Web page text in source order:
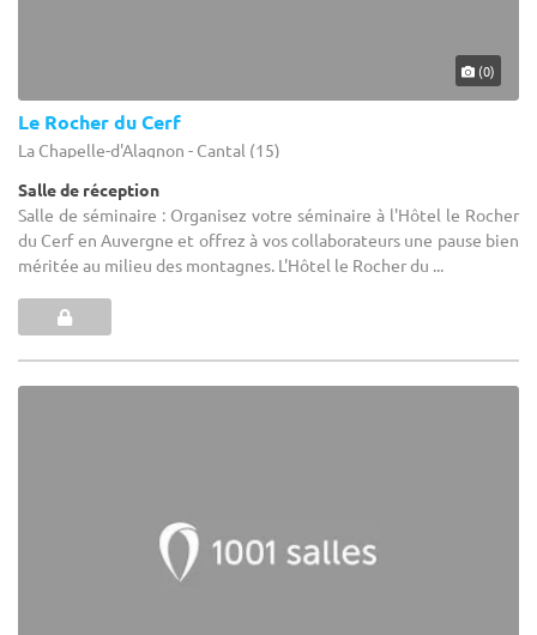
(0)
Le Rocher du Cerf
La Chapelle-d'Alagnon - Cantal (15)
Salle de réception
Salle de séminaire : Organisez votre séminaire à l'Hôtel le Rocher
du Cerf en Auvergne et offrez à vos collaborateurs une pause bien
méritée au milieu des montagnes. L'Hôtel le Rocher du ...